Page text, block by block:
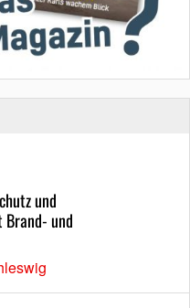
und
Brand- und